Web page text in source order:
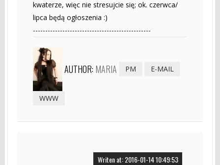
kwaterze, więc nie stresujcie się; ok. czerwca/
lipca będą ogłoszenia :)
------------------------------------------------
AUTHOR: MARIA PM E-MAIL
WWW
Writen at: 2016-01-14 10:49:53